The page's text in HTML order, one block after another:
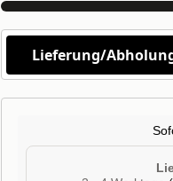
Lieferung/